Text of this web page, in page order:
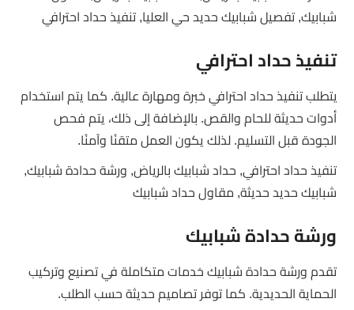
شبابيك, تفصيل شبابيك حديد حي العليا, تنفيذ حداد احترافي
تنفيذ حداد احترافي
يتطلب تنفيذ حداد احترافي خبرة ومهارة عالية. كما يتم استخدام
أدوات حديثة للحام والقص. بالإضافة إلى ذلك، يتم فحص
الجودة قبل التسليم. لذلك يكون العمل متقنًا وآمنًا.
تنفيذ حداد احترافي, حداد شبابيك بالرياض, ورشة حدادة شبابيك,
شبابيك حديد حديثة, مقاول حداد شبابيك
ورشة حدادة شبابيك
تقدم ورشة حدادة شبابيك خدمات متكاملة في تصنيع وتركيب
الحماية الحديدية. كما توفر تصاميم حديثة حسب الطلب.